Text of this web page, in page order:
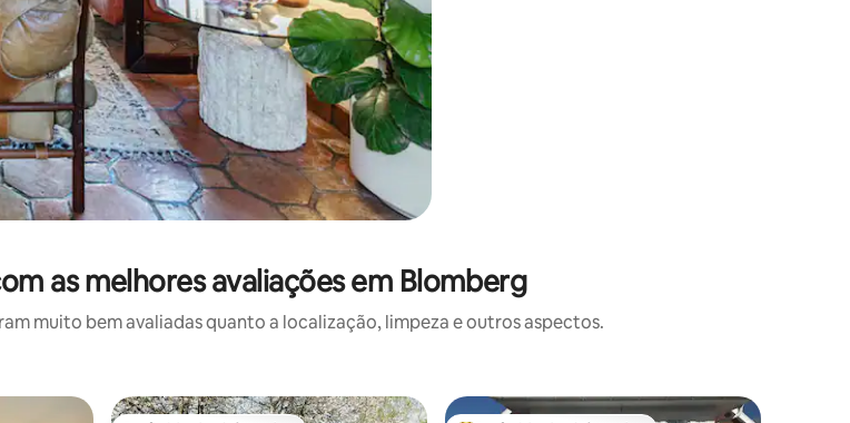
as melhores avaliações em Blomberg
muito bem avaliadas quanto a localização, limpeza e outros aspectos.